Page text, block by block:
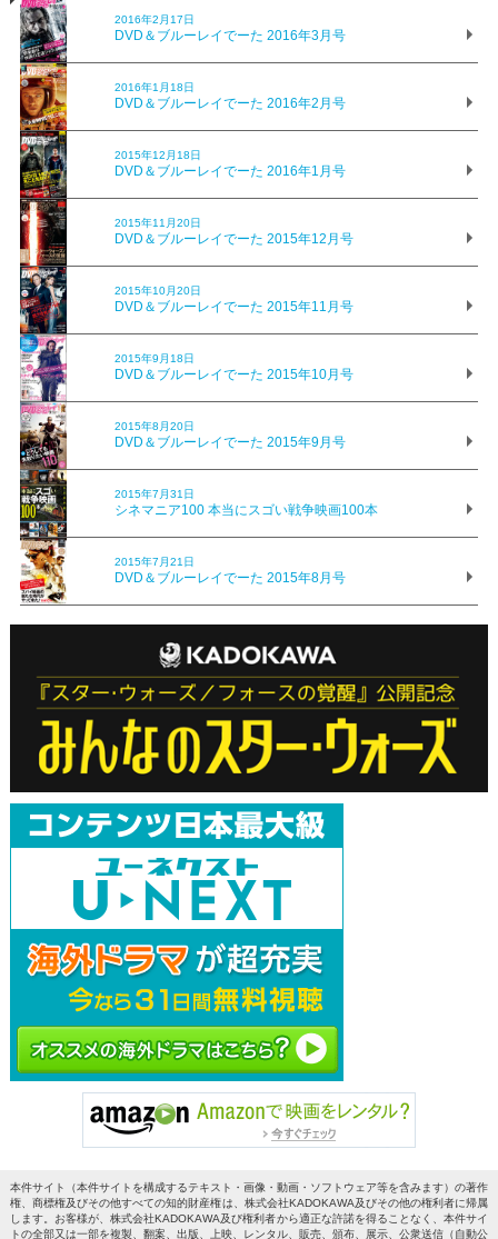
2016年2月17日
DVD＆ブルーレイでーた 2016年3月号
2016年1月18日
DVD＆ブルーレイでーた 2016年2月号
2015年12月18日
DVD＆ブルーレイでーた 2016年1月号
2015年11月20日
DVD＆ブルーレイでーた 2015年12月号
2015年10月20日
DVD＆ブルーレイでーた 2015年11月号
2015年9月18日
DVD＆ブルーレイでーた 2015年10月号
2015年8月20日
DVD＆ブルーレイでーた 2015年9月号
2015年7月31日
シネマニア100 本当にスゴい戦争映画100本
2015年7月21日
DVD＆ブルーレイでーた 2015年8月号
本件サイト（本件サイトを構成するテキスト・画像・動画・ソフトウェア等を含みます）の著作
権、商標権及びその他すべての知的財産権は、株式会社KADOKAWA及びその他の権利者に帰属
します。お客様が、株式会社KADOKAWA及び権利者から適正な許諾を得ることなく、本件サイ
トの全部又は一部を複製、翻案、出版、上映、レンタル、販売、頒布、展示、公衆送信（自動公